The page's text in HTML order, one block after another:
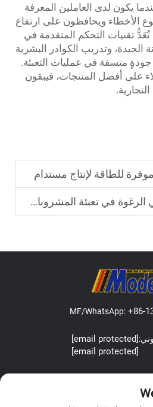
يكون لدى العاملين المعرفة
الأخطاء ويحافظون على ارتفاع
تُعَدُّ تقنيات التحكم المتقدمة في
الجيدة، وتدريب الكوادر البشرية
متسقة في عمليات التعبئة.
على أفضل المنتجات، فيبقون
للطاقة لإنتاج مستدام
في تعبئة المشروبات الغازية
MF/WhatsApp:+86-
[email protected]
[email protected]